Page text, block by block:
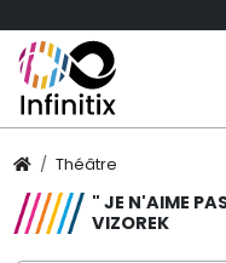
Théâtre
" JE N'AIME
VIZOREK